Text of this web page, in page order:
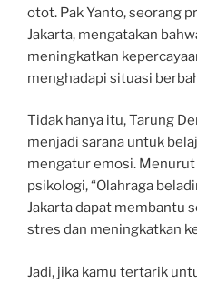
otot. Pak Yanto, seorang
Jakarta, mengatakan
meningkatkan
menghadapi situasi
Tidak hanya itu, Tarung
menjadi sarana untuk
mengatur emosi. Menurut
psikologi, “Olahraga
Jakarta dapat membantu
stres dan meningkatkan
Jadi, jika kamu tertarik